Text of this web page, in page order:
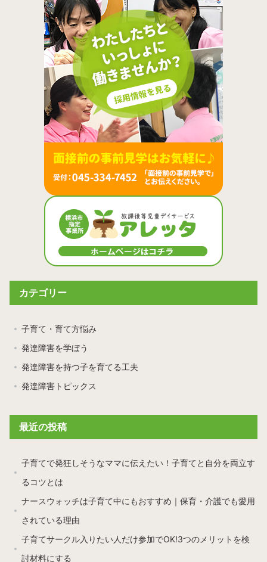
カテゴリー
子育て・育て方悩み
発達障害を学ぼう
発達障害を持つ子を育てる工夫
発達障害トピックス
最近の投稿
子育てで発狂しそうなママに伝えたい！子育てと自分を両立す
るコツとは
ナースウォッチは子育て中にもおすすめ｜保育・介護でも愛用
されている理由
子育てサークル入りたい人だけ参加でOK!3つのメリットを検
討材料にする